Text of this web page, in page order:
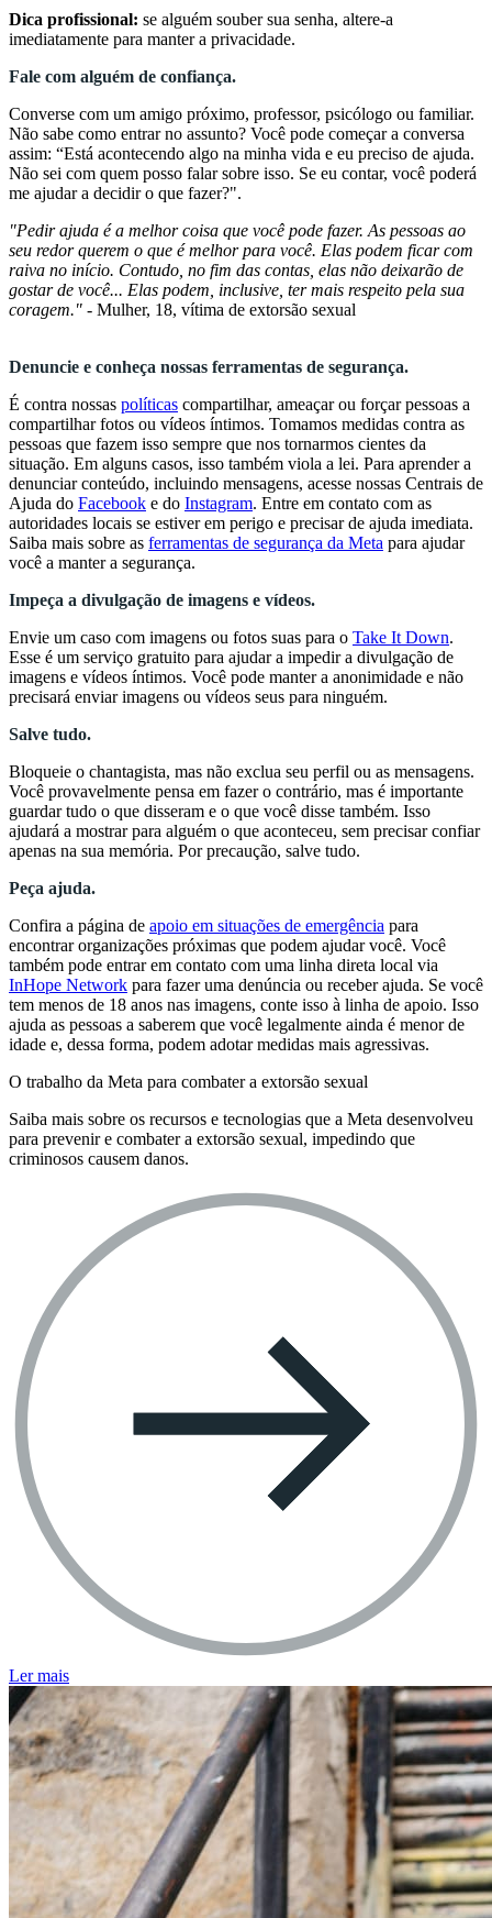
Dica profissional: se alguém souber sua senha, altere-a
imediatamente para manter a privacidade.
Fale com alguém de confiança.
Converse com um amigo próximo, professor, psicólogo ou familiar.
Não sabe como entrar no assunto? Você pode começar a conversa
assim: “Está acontecendo algo na minha vida e eu preciso de ajuda.
Não sei com quem posso falar sobre isso. Se eu contar, você poderá
me ajudar a decidir o que fazer?".
"Pedir ajuda é a melhor coisa que você pode fazer. As pessoas ao
seu redor querem o que é melhor para você. Elas podem ficar com
raiva no início. Contudo, no fim das contas, elas não deixarão de
gostar de você... Elas podem, inclusive, ter mais respeito pela sua
coragem." - Mulher, 18, vítima de extorsão sexual
Denuncie e conheça nossas ferramentas de segurança.
É contra nossas políticas compartilhar, ameaçar ou forçar pessoas a
compartilhar fotos ou vídeos íntimos. Tomamos medidas contra as
pessoas que fazem isso sempre que nos tornarmos cientes da
situação. Em alguns casos, isso também viola a lei. Para aprender a
denunciar conteúdo, incluindo mensagens, acesse nossas Centrais de
Ajuda do Facebook e do Instagram. Entre em contato com as
autoridades locais se estiver em perigo e precisar de ajuda imediata.
Saiba mais sobre as ferramentas de segurança da Meta para ajudar
você a manter a segurança.
Impeça a divulgação de imagens e vídeos.
Envie um caso com imagens ou fotos suas para o Take It Down.
Esse é um serviço gratuito para ajudar a impedir a divulgação de
imagens e vídeos íntimos. Você pode manter a anonimidade e não
precisará enviar imagens ou vídeos seus para ninguém.
Salve tudo.
Bloqueie o chantagista, mas não exclua seu perfil ou as mensagens.
Você provavelmente pensa em fazer o contrário, mas é importante
guardar tudo o que disseram e o que você disse também. Isso
ajudará a mostrar para alguém o que aconteceu, sem precisar confiar
apenas na sua memória. Por precaução, salve tudo.
Peça ajuda.
Confira a página de apoio em situações de emergência para
encontrar organizações próximas que podem ajudar você. Você
também pode entrar em contato com uma linha direta local via
InHope Network para fazer uma denúncia ou receber ajuda. Se você
tem menos de 18 anos nas imagens, conte isso à linha de apoio. Isso
ajuda as pessoas a saberem que você legalmente ainda é menor de
idade e, dessa forma, podem adotar medidas mais agressivas.
O trabalho da Meta para combater a extorsão sexual
Saiba mais sobre os recursos e tecnologias que a Meta desenvolveu
para prevenir e combater a extorsão sexual, impedindo que
criminosos causem danos.
Ler mais